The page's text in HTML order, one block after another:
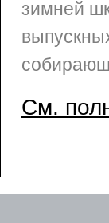
зимней
См.